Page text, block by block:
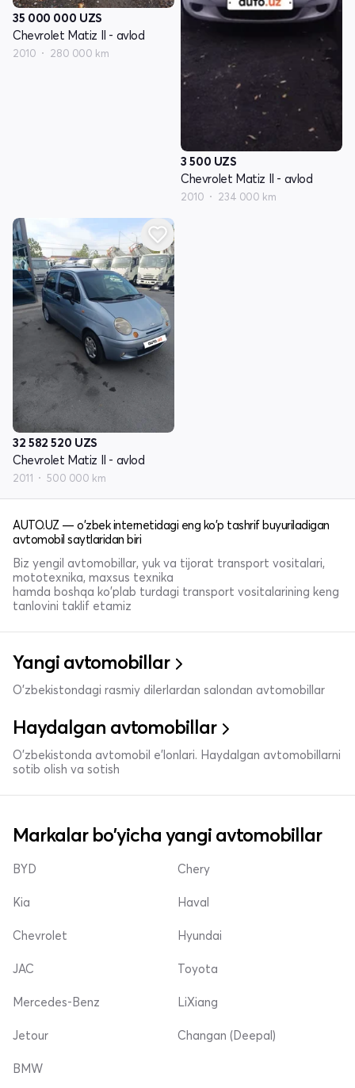
35 000 000 UZS
Chevrolet Matiz II - avlod
2010 280 000 km
3 500 UZS
Chevrolet Matiz II - avlod
2010 234 000 km
32 582 520 UZS
Chevrolet Matiz II - avlod
2011 500 000 km
AUTO.UZ — o'zbek internetidagi eng ko'p tashrif buyuriladigan
avtomobil saytlaridan biri
Biz yengil avtomobillar, yuk va tijorat transport vositalari,
mototexnika, maxsus texnika
hamda boshqa ko'plab turdagi transport vositalarining keng
tanlovini taklif etamiz
Yangi avtomobillar
O'zbekistondagi rasmiy dilerlardan salondan avtomobillar
Haydalgan avtomobillar
O'zbekistonda avtomobil e’lonlari. Haydalgan avtomobillarni
sotib olish va sotish
Markalar bo'yicha yangi avtomobillar
BYD
Kia
Chevrolet
Chery
Haval
Hyundai
JAC
Mercedes-Benz
Jetour
Toyota
LiXiang
Changan (Deepal)
BMW